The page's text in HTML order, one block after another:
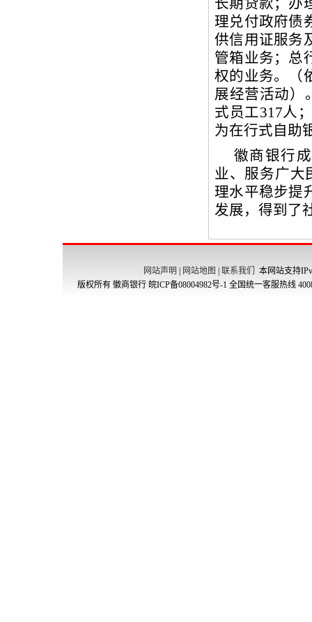
网站声明 网站地图 联系我们
本网站支持
版权所有 徽商银行 皖ICP备08004982号-1 全国统一客服热线